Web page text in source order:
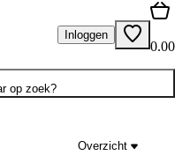
Inloggen
0.00
op zoek?
Overzicht